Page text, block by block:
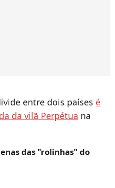
entre dois países é
da vilã Perpétua na
das "rolinhas" do